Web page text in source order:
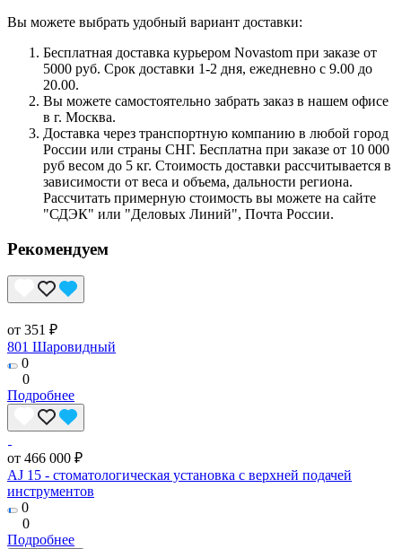
Вы можете выбрать удобный вариант доставки:
Бесплатная доставка курьером Novastom при заказе от
5000 руб. Срок доставки 1-2 дня, ежедневно с 9.00 до
20.00.
Вы можете самостоятельно забрать заказ в нашем офисе
в г. Москва.
Доставка через транспортную компанию в любой город
России или страны СНГ. Бесплатна при заказе от 10 000
руб весом до 5 кг. Стоимость доставки рассчитывается в
зависимости от веса и объема, дальности региона.
Рассчитать примерную стоимость вы можете на сайте
"СДЭК" или "Деловых Линий", Почта России.
Рекомендуем
от 351 ₽
801 Шаровидный
0
0
Подробнее
от 466 000 ₽
AJ 15 - стоматологическая установка с верхней подачей
инструментов
0
0
Подробнее